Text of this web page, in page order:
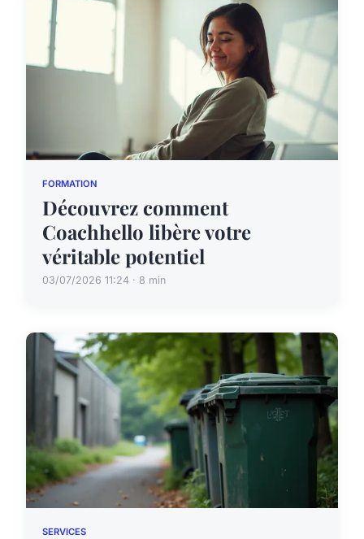
FORMATION
Découvrez comment
Coachhello libère votre
véritable potentiel
03/07/2026 11:24 · 8 min
SERVICES